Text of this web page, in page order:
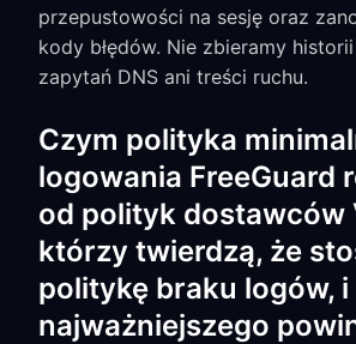
przepustowości na sesję oraz
kody błędów. Nie zbieramy
zapytań DNS ani treści ruchu.
Czym polityka
logowania FreeGuard
od polityk dostawców
którzy twierdzą, że
politykę braku logów, i
najważniejszego